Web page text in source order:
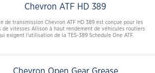
Chevron ATF HD 389
de transmission Chevron ATF HD 389 est conçue pour les
de vitesses Allison à haut rendement de véhicules routiers
exigent l’utilisation de la TES-389 Schedule One ATF.